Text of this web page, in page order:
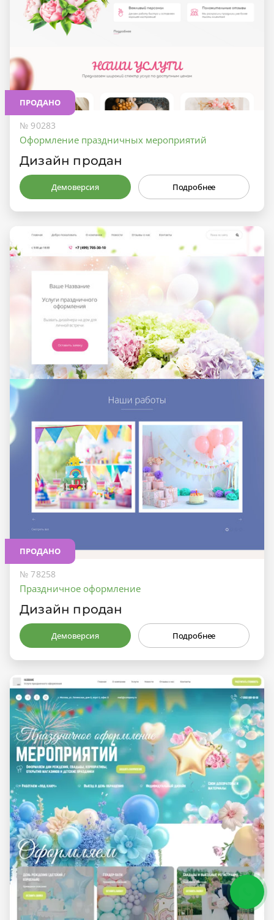
ПРОДАНО
№ 90283
Оформление праздничных мероприятий
Дизайн продан
Демоверсия Подробнее
ПРОДАНО
№ 78258
Праздничное оформление
Дизайн продан
Демоверсия Подробнее